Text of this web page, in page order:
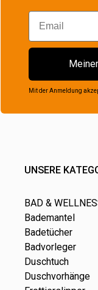
Email
Mit der Anmeldung
UNSERE
BAD &
Bademantel
Badetücher
Badvorleger
Duschtuch
Duschvorhänge